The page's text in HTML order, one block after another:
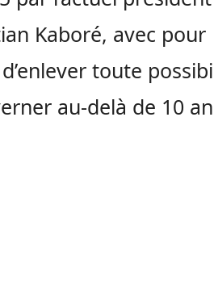
Kaboré, avec pour
toute
au-delà de 10